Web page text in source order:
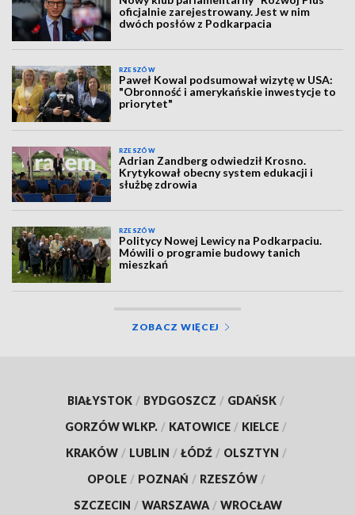
oficjalnie zarejestrowany. Jest w nim
dwóch posłów z Podkarpacia
RZESZÓW
Paweł Kowal podsumował wizytę w USA:
"Obronność i amerykańskie inwestycje to
priorytet"
RZESZÓW
Adrian Zandberg odwiedził Krosno.
Krytykował obecny system edukacji i
służbę zdrowia
RZESZÓW
Politycy Nowej Lewicy na Podkarpaciu.
Mówili o programie budowy tanich
mieszkań
ZOBACZ WIĘCEJ
BIAŁYSTOK / BYDGOSZCZ / GDAŃSK /
GORZÓW WLKP. / KATOWICE / KIELCE /
KRAKÓW / LUBLIN / ŁÓDŹ / OLSZTYN /
OPOLE / POZNAŃ / RZESZÓW /
SZCZECIN / WARSZAWA / WROCŁAW